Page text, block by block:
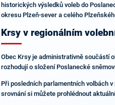
historických výsledků voleb do
okresu Plzeň-sever a celého
Krsy v regionálním
Obec Krsy je administrativně součástí
rozhodují o složení Poslanecké
Při posledních parlamentních volbách
srovnání si můžete prohlédnout